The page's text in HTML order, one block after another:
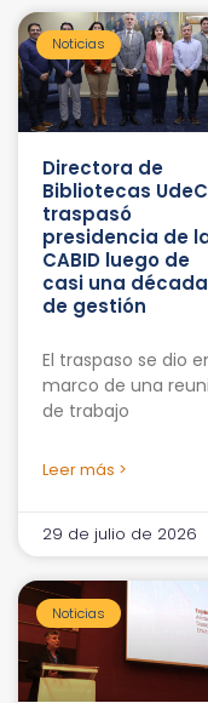
Noticias
Directora de
Bibliotecas UdeC
traspasó
presidencia de
CABID luego de
casi una década
de gestión
El traspaso se dio
marco de una
de trabajo
Leer más >
29 de julio de 2026
Noticias